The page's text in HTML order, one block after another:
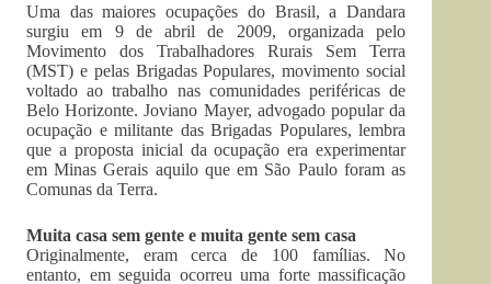
Uma das maiores ocupações do Brasil, a Dandara
surgiu em 9 de abril de 2009, organizada pelo
Movimento dos Trabalhadores Rurais Sem Terra
(MST) e pelas Brigadas Populares, movimento social
voltado ao trabalho nas comunidades periféricas de
Belo Horizonte. Joviano Mayer, advogado popular da
ocupação e militante das Brigadas Populares, lembra
que a proposta inicial da ocupação era experimentar
em Minas Gerais aquilo que em São Paulo foram as
Comunas da Terra.
Muita casa sem gente e muita gente sem casa
Originalmente, eram cerca de 100 famílias. No
entanto, em seguida ocorreu uma forte massificação